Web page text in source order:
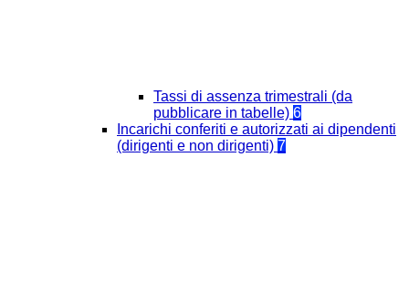
Tassi di assenza trimestrali (da
pubblicare in tabelle) 6
Incarichi conferiti e autorizzati ai dipendenti
(dirigenti e non dirigenti) 7